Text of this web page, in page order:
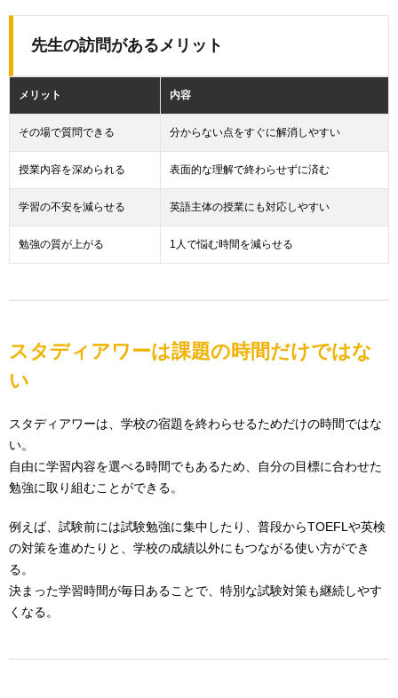
先生の訪問があるメリット
メリット 内容
その場で質問できる 分からない点をすぐに解消しやすい
授業内容を深められる 表面的な理解で終わらせずに済む
学習の不安を減らせる 英語主体の授業にも対応しやすい
勉強の質が上がる 1人で悩む時間を減らせる
スタディアワーは課題の時間だけではな
い
スタディアワーは、学校の宿題を終わらせるためだけの時間ではな
い。
自由に学習内容を選べる時間でもあるため、自分の目標に合わせた
勉強に取り組むことができる。
例えば、試験前には試験勉強に集中したり、普段からTOEFLや英検
の対策を進めたりと、学校の成績以外にもつながる使い方ができ
る。
決まった学習時間が毎日あることで、特別な試験対策も継続しやす
くなる。